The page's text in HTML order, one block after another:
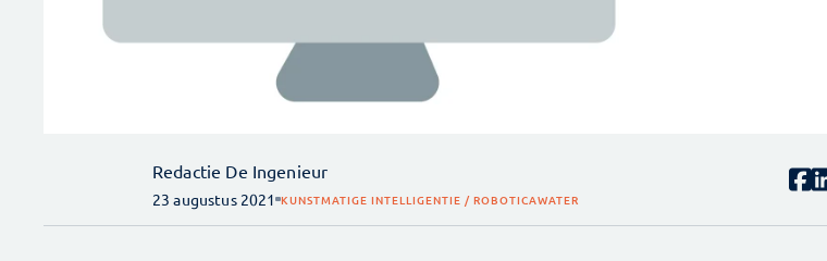
Redactie De Ingenieur
23 augustus 2021 KUNSTMATIGE INTELLIGENTIE / ROBOTICAWATER